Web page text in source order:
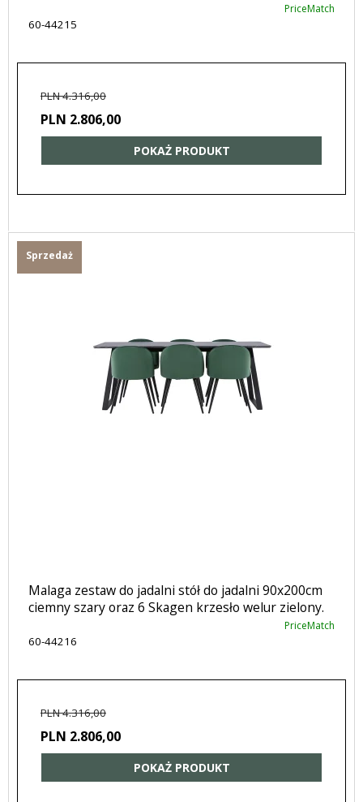
PriceMatch
60-44215
PLN 4.316,00
PLN 2.806,00
POKAŻ PRODUKT
Sprzedaż
Malaga zestaw do jadalni stół do jadalni 90x200cm
ciemny szary oraz 6 Skagen krzesło welur zielony.
PriceMatch
60-44216
PLN 4.316,00
PLN 2.806,00
POKAŻ PRODUKT